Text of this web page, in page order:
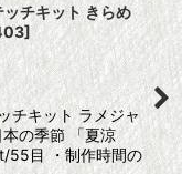
チキット きらめ
]
チキット ラメジャ
の季節 「夏涼
55目 ・制作時間の